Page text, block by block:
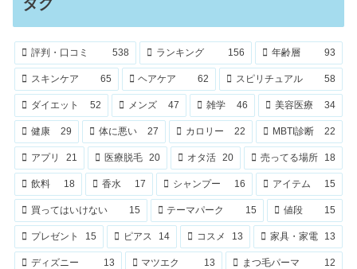
評判・口コミ 538 ランキング 156 年齢層 93
スキンケア 65 ヘアケア 62 スピリチュアル 58
ダイエット 52 メンズ 47 雑学 46 美容医療 34
健康 29 体に悪い 27 カロリー 22 MBTI診断 22
アプリ 21 医療脱毛 20 オタ活 20 売ってる場所 18
飲料 18 香水 17 シャンプー 16 アイテム 15
買ってはいけない 15 テーマパーク 15 値段 15
プレゼント 15 ピアス 14 コスメ 13 家具・家電 13
ディズニー 13 マツエク 13 まつ毛パーマ 12